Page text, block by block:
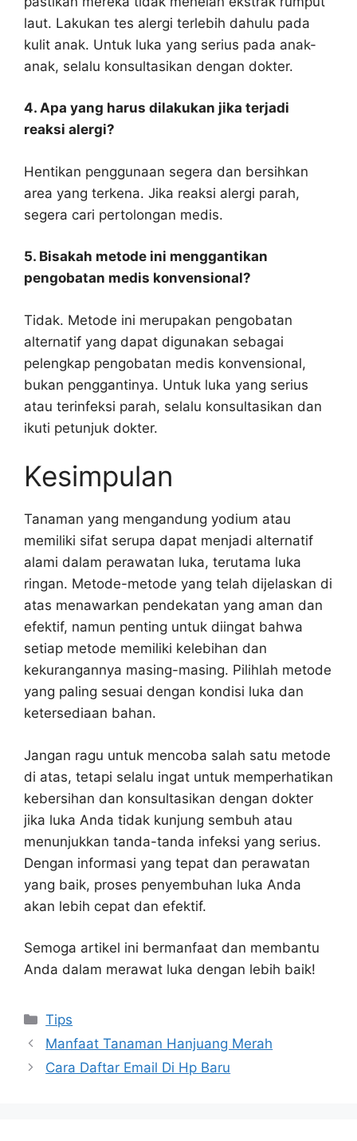
laut. Lakukan tes alergi terlebih dahulu pada
kulit anak. Untuk luka yang serius pada anak-
anak, selalu konsultasikan dengan dokter.
4. Apa yang harus dilakukan jika terjadi
reaksi alergi?
Hentikan penggunaan segera dan bersihkan
area yang terkena. Jika reaksi alergi parah,
segera cari pertolongan medis.
5. Bisakah metode ini menggantikan
pengobatan medis konvensional?
Tidak. Metode ini merupakan pengobatan
alternatif yang dapat digunakan sebagai
pelengkap pengobatan medis konvensional,
bukan penggantinya. Untuk luka yang serius
atau terinfeksi parah, selalu konsultasikan dan
ikuti petunjuk dokter.
Kesimpulan
Tanaman yang mengandung yodium atau
memiliki sifat serupa dapat menjadi alternatif
alami dalam perawatan luka, terutama luka
ringan. Metode-metode yang telah dijelaskan di
atas menawarkan pendekatan yang aman dan
efektif, namun penting untuk diingat bahwa
setiap metode memiliki kelebihan dan
kekurangannya masing-masing. Pilihlah metode
yang paling sesuai dengan kondisi luka dan
ketersediaan bahan.
Jangan ragu untuk mencoba salah satu metode
di atas, tetapi selalu ingat untuk memperhatikan
kebersihan dan konsultasikan dengan dokter
jika luka Anda tidak kunjung sembuh atau
menunjukkan tanda-tanda infeksi yang serius.
Dengan informasi yang tepat dan perawatan
yang baik, proses penyembuhan luka Anda
akan lebih cepat dan efektif.
Semoga artikel ini bermanfaat dan membantu
Anda dalam merawat luka dengan lebih baik!
Kategori
Tips
Manfaat Tanaman Hanjuang Merah
Cara Daftar Email Di Hp Baru